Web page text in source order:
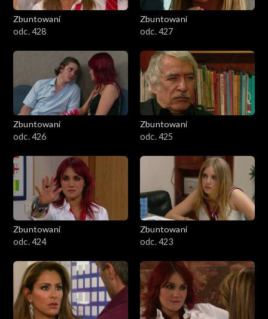
Zbuntowani
odc. 428
Zbuntowani
odc. 427
Zbuntowani
odc. 426
Zbuntowani
odc. 425
Zbuntowani
odc. 424
Zbuntowani
odc. 423